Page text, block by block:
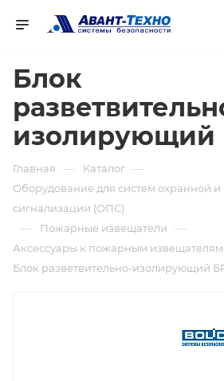
Блок
изолирующий
Главная — Каталог —
Оборудование для систем охранной
сигнализации (ОПС)
— Пожарные извещатели —
Аксессуары к пожарным извещателям
Блок разветвительно-изолирующий